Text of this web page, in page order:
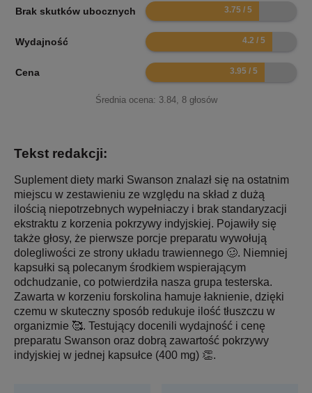
Brak skutków ubocznych 7.5
Wydajność 8.4
Cena 7.9
Średnia ocena: 3.84, 8głosów
Tekst redakcji:
Suplement diety marki Swanson znalazł się na ostatnim
miejscu w zestawieniu ze względu na skład z dużą
ilością niepotrzebnych wypełniaczy i brak standaryzacji
ekstraktu z korzenia pokrzywy indyjskiej. Pojawiły się
także głosy, że pierwsze porcje preparatu wywołują
dolegliwości ze strony układu trawiennego 🥴. Niemniej
kapsułki są polecanym środkiem wspierającym
odchudzanie, co potwierdziła nasza grupa testerska.
Zawarta w korzeniu forskolina hamuje łaknienie, dzięki
czemu w skuteczny sposób redukuje ilość tłuszczu w
organizmie 🥰. Testujący docenili wydajność i cenę
preparatu Swanson oraz dobrą zawartość pokrzywy
indyjskiej w jednej kapsułce (400 mg) 👏.